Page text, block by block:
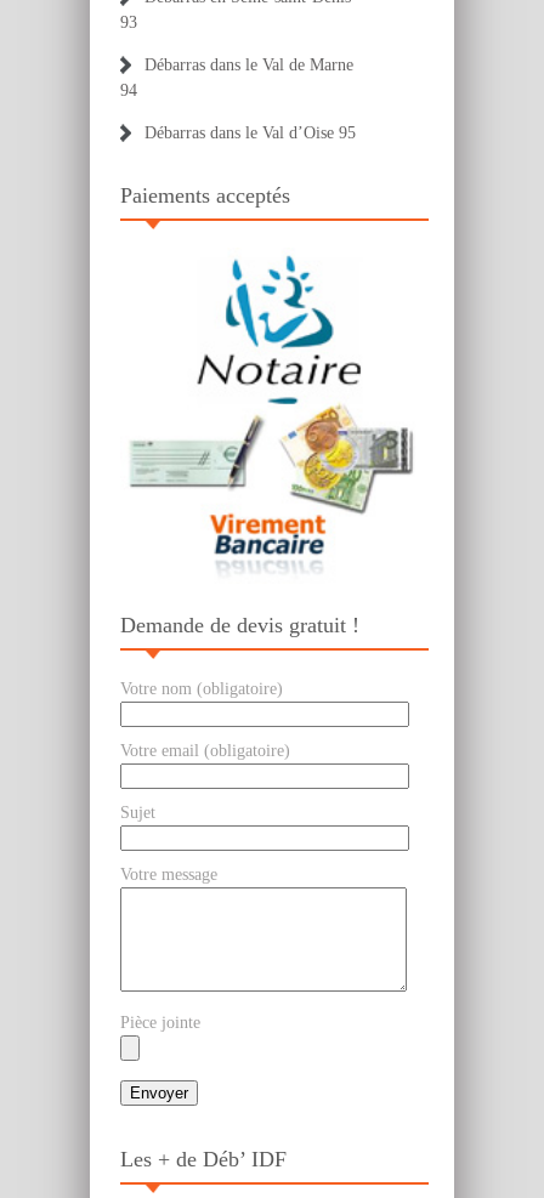
93
Débarras dans le Val de Marne
94
Débarras dans le Val d’Oise 95
Paiements acceptés
Demande de devis gratuit !
Votre nom (obligatoire)
Votre email (obligatoire)
Sujet
Votre message
Pièce jointe
Les + de Déb’ IDF